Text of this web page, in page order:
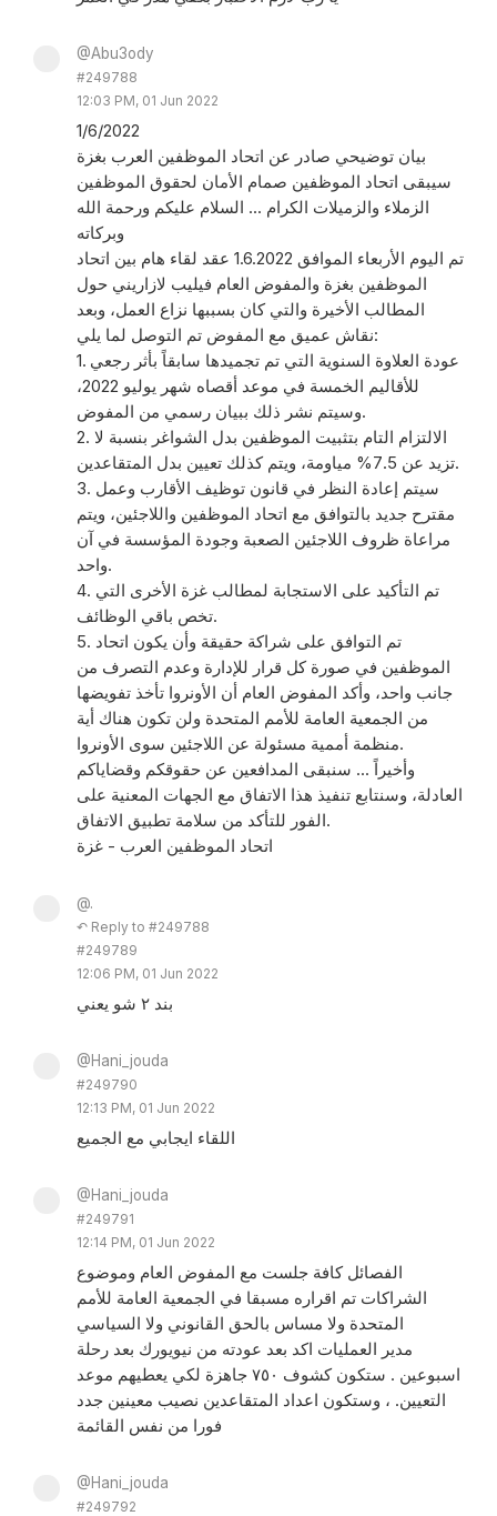
@Abu3ody
#249788
12:03 PM, 01 Jun 2022
1/6/2022
بيان توضيحي صادر عن اتحاد الموظفين العرب بغزة
سيبقى اتحاد الموظفين صمام الأمان لحقوق الموظفين
الزملاء والزميلات الكرام ... السلام عليكم ورحمة الله
وبركاته
تم اليوم الأربعاء الموافق 1.6.2022 عقد لقاء هام بين اتحاد
الموظفين بغزة والمفوض العام فيليب لازاريني حول
المطالب الأخيرة والتي كان بسببها نزاع العمل، وبعد
نقاش عميق مع المفوض تم التوصل لما يلي:
1. عودة العلاوة السنوية التي تم تجميدها سابقاً بأثر رجعي
للأقاليم الخمسة في موعد أقصاه شهر يوليو 2022،
وسيتم نشر ذلك ببيان رسمي من المفوض.
2. الالتزام التام بتثبيت الموظفين بدل الشواغر بنسبة لا
تزيد عن 7.5% مياومة، ويتم كذلك تعيين بدل المتقاعدين.
3. سيتم إعادة النظر في قانون توظيف الأقارب وعمل
مقترح جديد بالتوافق مع اتحاد الموظفين واللاجئين، ويتم
مراعاة ظروف اللاجئين الصعبة وجودة المؤسسة في آن
واحد.
4. تم التأكيد على الاستجابة لمطالب غزة الأخرى التي
تخص باقي الوظائف.
5. تم التوافق على شراكة حقيقة وأن يكون اتحاد
الموظفين في صورة كل قرار للإدارة وعدم التصرف من
جانب واحد، وأكد المفوض العام أن الأونروا تأخذ تفويضها
من الجمعية العامة للأمم المتحدة ولن تكون هناك أية
منظمة أممية مسئولة عن اللاجئين سوى الأونروا.
وأخيراً ... سنبقى المدافعين عن حقوقكم وقضاياكم
العادلة، وسنتابع تنفيذ هذا الاتفاق مع الجهات المعنية على
الفور للتأكد من سلامة تطبيق الاتفاق.
اتحاد الموظفين العرب - غزة
@.
↶ Reply to #249788
#249789
12:06 PM, 01 Jun 2022
بند ٢ شو يعني
@Hani_jouda
#249790
12:13 PM, 01 Jun 2022
اللقاء ايجابي مع الجميع
@Hani_jouda
#249791
12:14 PM, 01 Jun 2022
الفصائل كافة جلست مع المفوض العام وموضوع
الشراكات تم اقراره مسبقا في الجمعية العامة للأمم
المتحدة ولا مساس بالحق القانوني ولا السياسي
مدير العمليات اكد بعد عودته من نيويورك بعد رحلة
اسبوعين . ستكون كشوف ٧٥٠ جاهزة لكي يعطيهم موعد
التعيين. ، وستكون اعداد المتقاعدين نصيب معينين جدد
فورا من نفس القائمة
@Hani_jouda
#249792